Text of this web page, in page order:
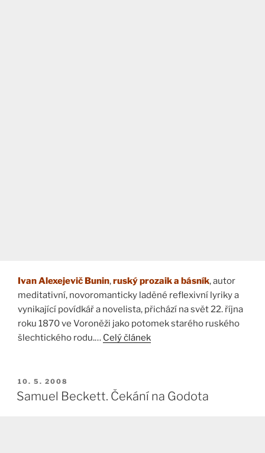
Ivan Alexejevič Bunin,ruský prozaik a básník, autor
meditativní, novoromanticky laděné reflexivní lyriky a
vynikající povídkář a novelista, přichází na svět 22. října
roku 1870 ve Voroněži jako potomek starého ruského
šlechtického rodu.… Celý článek
PUBLIKOVÁNO
10. 5. 2008
Samuel Beckett. Čekání na Godota